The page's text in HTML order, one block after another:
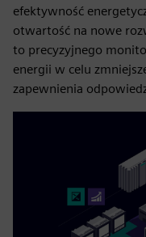
efektywność
otwartość na nowe
to precyzyjnego
energii w celu
zapewnienia